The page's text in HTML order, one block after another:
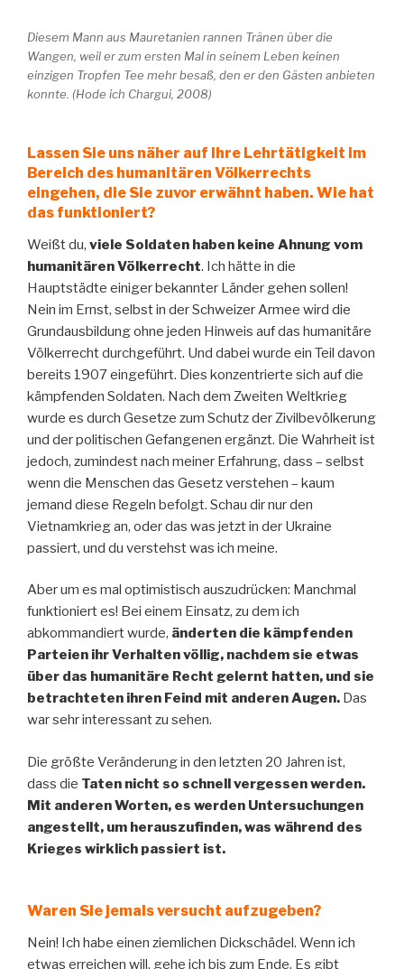
Diesem Mann aus Mauretanien rannen Tränen über die
Wangen, weil er zum ersten Mal in seinem Leben keinen
einzigen Tropfen Tee mehr besaß, den er den Gästen anbieten
konnte. (Hode ich Chargui, 2008)
Lassen Sie uns näher auf Ihre Lehrtätigkeit im
Bereich des humanitären Völkerrechts
eingehen, die Sie zuvor erwähnt haben. Wie hat
das funktioniert?
Weißt du, viele Soldaten haben keine Ahnung vom
humanitären Völkerrecht. Ich hätte in die
Hauptstädte einiger bekannter Länder gehen sollen!
Nein im Ernst, selbst in der Schweizer Armee wird die
Grundausbildung ohne jeden Hinweis auf das humanitäre
Völkerrecht durchgeführt. Und dabei wurde ein Teil davon
bereits 1907 eingeführt. Dies konzentrierte sich auf die
kämpfenden Soldaten. Nach dem Zweiten Weltkrieg
wurde es durch Gesetze zum Schutz der Zivilbevölkerung
und der politischen Gefangenen ergänzt. Die Wahrheit ist
jedoch, zumindest nach meiner Erfahrung, dass – selbst
wenn die Menschen das Gesetz verstehen – kaum
jemand diese Regeln befolgt. Schau dir nur den
Vietnamkrieg an, oder das was jetzt in der Ukraine
passiert, und du verstehst was ich meine.
Aber um es mal optimistisch auszudrücken: Manchmal
funktioniert es! Bei einem Einsatz, zu dem ich
abkommandiert wurde, änderten die kämpfenden
Parteien ihr Verhalten völlig, nachdem sie etwas
über das humanitäre Recht gelernt hatten, und sie
betrachteten ihren Feind mit anderen Augen. Das
war sehr interessant zu sehen.
Die größte Veränderung in den letzten 20 Jahren ist,
dass die Taten nicht so schnell vergessen werden.
Mit anderen Worten, es werden Untersuchungen
angestellt, um herauszufinden, was während des
Krieges wirklich passiert ist.
Waren Sie jemals versucht aufzugeben?
Nein! Ich habe einen ziemlichen Dickschädel. Wenn ich
etwas erreichen will, gehe ich bis zum Ende. Es gibt